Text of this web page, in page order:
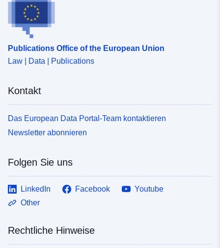
Publications Office of the European Union
Law | Data | Publications
Kontakt
Das European Data Portal-Team kontaktieren
Newsletter abonnieren
Folgen Sie uns
LinkedIn Facebook
Youtube
Other
Rechtliche Hinweise